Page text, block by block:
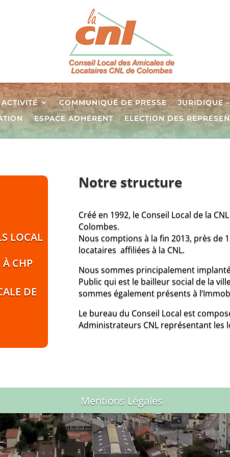
ACTIVITÉ COMMUNIQUÉ DE PRESSE
JURIDIQUE
ESPACE ADHÉRENT ELECTION DES
LOCAL
À CHP
DE
Notre structure
Créé en 1992, le Conseil Local de la
Colombes.
Nous comptions à la fin 2013, près de
locataires affiliées à la CNL.
Nous sommes principalement
Public qui est le bailleur social de la
sommes également présents à
Le bureau du Conseil Local est
Administrateurs CNL représentant les
Mentions Légales